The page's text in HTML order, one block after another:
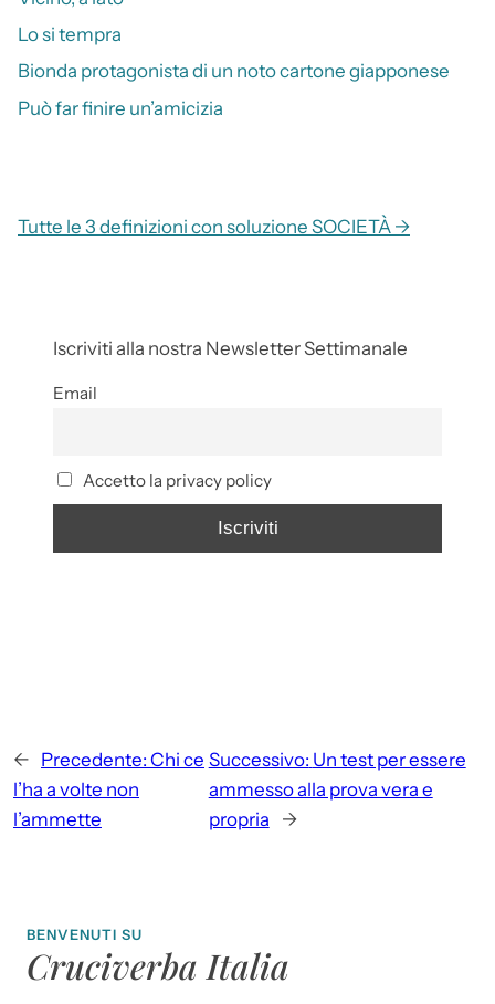
Lo si tempra
Bionda protagonista di un noto cartone giapponese
Può far finire un’amicizia
Tutte le 3 definizioni con soluzione SOCIETÀ →
Iscriviti alla nostra Newsletter Settimanale
Email
Accetto la privacy policy
← Precedente: Chi ce
l’ha a volte non
l’ammette
Successivo: Un test per essere
ammesso alla prova vera e
propria
→
BENVENUTI SU
Cruciverba Italia